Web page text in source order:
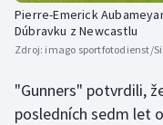
Rychlostní
Short track
Sportovní střelba
Pierre-Emerick
Dúbravku z Newcastlu
Zdroj: imago sportfotodienst/
"Gunners" potvrdili,
posledních sedm let